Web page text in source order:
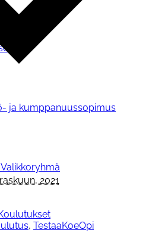
ja kumppanuussopimus
2021
, TestaaKoeOpi